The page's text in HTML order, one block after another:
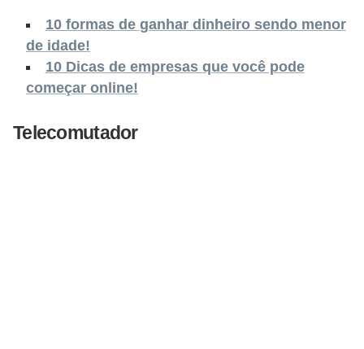
10 formas de ganhar dinheiro sendo menor
de idade!
10 Dicas de empresas que você pode
começar online!
Telecomutador
l
i
o